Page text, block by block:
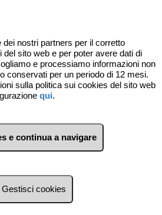
(Genova)
nostri partners per il corretto
sito web e per poter avere dati di
e processiamo informazioni non
conservati per un periodo di 12 mesi.
sulla politica sui cookies del sito web
qui.
e continua a navigare
Gestisci cookies